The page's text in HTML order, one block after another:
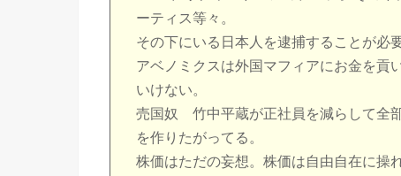
ーティス等々。
その下にいる日本人を逮捕することが必要
アベノミクスは外国マフィアにお金を貢
いけない。
売国奴 竹中平蔵が正社員を減らして全
を作りたがってる。
株価はただの妄想。株価は自由自在に操